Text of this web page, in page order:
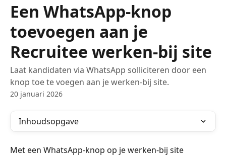
Een WhatsApp-knop
toevoegen aan je
Recruitee werken-bij site
Laat kandidaten via WhatsApp solliciteren door een
knop toe te voegen aan je werken-bij site.
20 januari 2026
Inhoudsopgave
Met een WhatsApp-knop op je werken-bij site